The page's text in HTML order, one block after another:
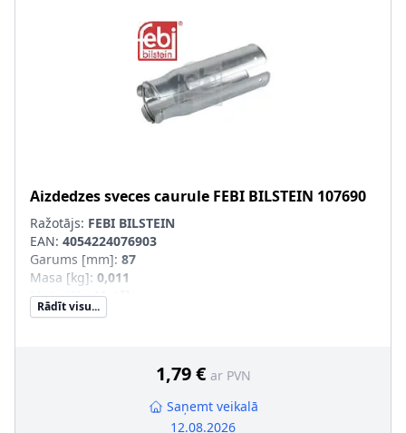
Aizdedzes sveces caurule FEBI BILSTEIN 107690
Ražotājs: FEBI BILSTEIN
EAN: 4054224076903
Garums [mm]: 87
Masa [kg]: 0,011
Materiāls:Metāls
Rādīt visu...
1,79 € ar PVN
Saņemt veikalā
12.08.2026